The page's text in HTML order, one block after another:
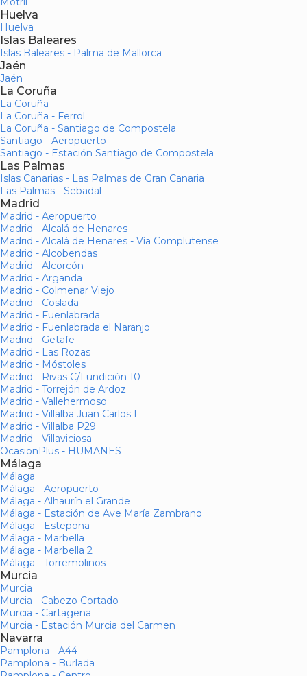
Huelva
Huelva
Islas Baleares
Islas Baleares - Palma de Mallorca
Jaén
Jaén
La Coruña
La Coruña
La Coruña - Ferrol
La Coruña - Santiago de Compostela
Santiago - Aeropuerto
Santiago - Estación Santiago de Compostela
Las Palmas
Islas Canarias - Las Palmas de Gran Canaria
Las Palmas - Sebadal
Madrid
Madrid - Aeropuerto
Madrid - Alcalá de Henares
Madrid - Alcalá de Henares - Vía Complutense
Madrid - Alcobendas
Madrid - Alcorcón
Madrid - Arganda
Madrid - Colmenar Viejo
Madrid - Coslada
Madrid - Fuenlabrada
Madrid - Fuenlabrada el Naranjo
Madrid - Getafe
Madrid - Las Rozas
Madrid - Móstoles
Madrid - Rivas C/Fundición 10
Madrid - Torrejón de Ardoz
Madrid - Vallehermoso
Madrid - Villalba Juan Carlos I
Madrid - Villalba P29
Madrid - Villaviciosa
OcasionPlus - HUMANES
Málaga
Málaga
Málaga - Aeropuerto
Málaga - Alhaurín el Grande
Málaga - Estación de Ave María Zambrano
Málaga - Estepona
Málaga - Marbella
Málaga - Marbella 2
Málaga - Torremolinos
Murcia
Murcia
Murcia - Cabezo Cortado
Murcia - Cartagena
Murcia - Estación Murcia del Carmen
Navarra
Pamplona - A44
Pamplona - Burlada